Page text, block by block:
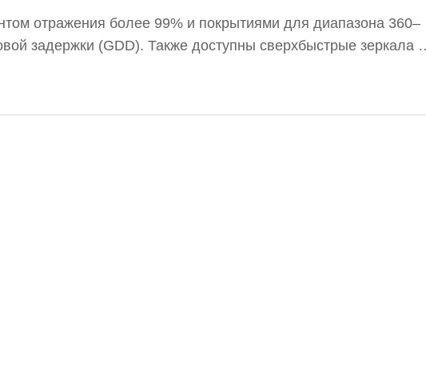
отражения более 99% и покрытиями для диапазона 360–
задержки (GDD). Также доступны сверхбыстрые зеркала с
с лазерами на Er:стекле, Ti:сапфире и
для высокого отражения в широком диапазоне.